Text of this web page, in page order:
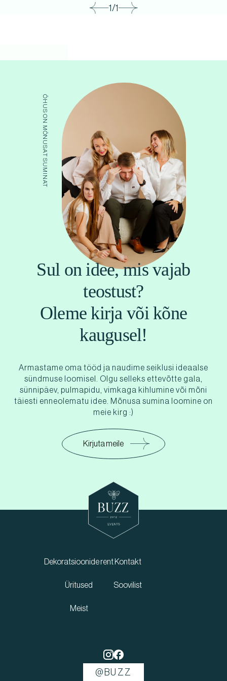
1/1
ÕHUS ON MÕNUSAT SUMINAT
Sul on idee, mis vajab
teostust?
Oleme kirja või kõne
kaugusel!
Armastame oma tööd ja naudime seiklusi ideaalse
sündmuse loomisel. Olgu selleks ettevõtte gala,
sünnipäev, pulmapidu, vimkaga kihlumine või mõni
täiesti enneolematu idee. Mõnusa sumina loomine on
meie kirg :)
Kirjuta meile
@BUZZ
Dekoratsioonide rent
Üritused
Meist
Kontakt
Soovilist